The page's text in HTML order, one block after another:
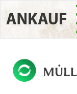
menu